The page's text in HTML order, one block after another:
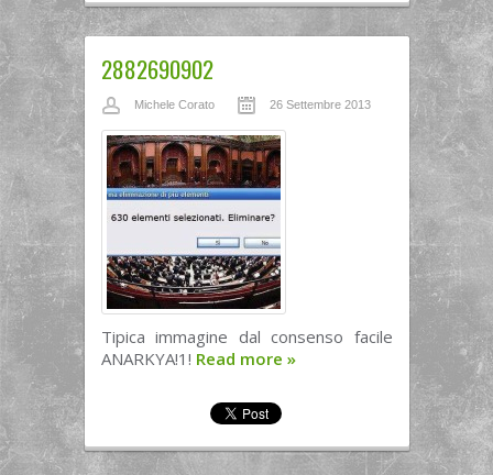
2882690902
Michele Corato 26 Settembre 2013
Tipica immagine dal consenso facile
ANARKYA!1! Read more »